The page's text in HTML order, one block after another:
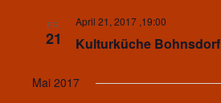
FR.
21 Kulturküche Bohnsdorf
April 21, 2017 ,19:00
Mai 2017